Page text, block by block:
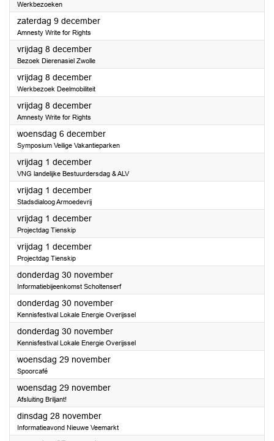
Werkbezoeken
zaterdag 9 december2023
Amnesty Write for Rights
vrijdag 8 december2023
Bezoek Dierenasiel Zwolle
vrijdag 8 december2023
Werkbezoek Deelmobiliteit
vrijdag 8 december2023
Amnesty Write for Rights
woensdag 6 december2023
Symposium Veilige Vakantieparken
vrijdag 1 december2023
VNG landelijke Bestuurdersdag & ALV
vrijdag 1 december2023
Stadsdialoog Armoedevrij
vrijdag 1 december2023
Projectdag Tienskip
vrijdag 1 december2023
Projectdag Tienskip
donderdag 30 november2023
Informatiebijeenkomst Scholtenserf
donderdag 30 november2023
Kennisfestival Lokale Energie Overijssel
donderdag 30 november2023
Kennisfestival Lokale Energie Overijssel
woensdag 29 november2023
Spoorcafé
woensdag 29 november2023
Afsluiting Briljant!
dinsdag 28 november2023
Informatieavond Nieuwe Veemarkt